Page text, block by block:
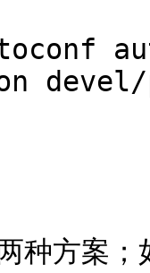
种方案；